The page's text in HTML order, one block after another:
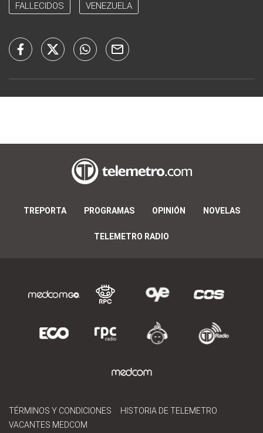
FALLECIDOS VENEZUELA
TREPORTA PROGRAMAS OPINIÓN NOVELAS
TELEMETRO RADIO
TÉRMINOS Y CONDICIONES
HISTORIA DE TELEMETRO
VACANTES MEDCOM